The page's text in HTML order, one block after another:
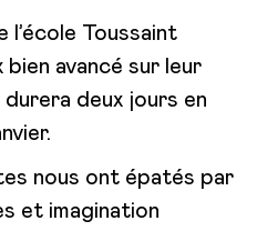
l’école Toussaint
avancé sur leur
deux jours en
nous ont épatés par
et imagination